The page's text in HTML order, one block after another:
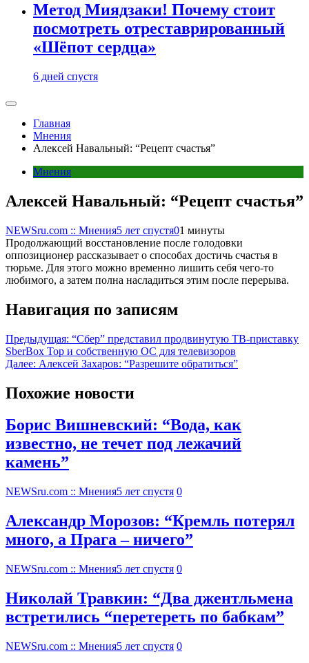
Метод Миядзаки! Почему стоит
посмотреть отреставрированный
«Шёпот сердца»
6 дней спустя
Главная
Мнения
Алексей Навальный: “Рецепт счастья”
Мнения
Алексей Навальный: “Рецепт счастья”
NEWSru.com :: Мнения5 лет спустя01 минуты
Продолжающий восстановление после голодовки
оппозиционер рассказывает о способах достичь счастья в
тюрьме. Для этого можно временно лишить себя чего-то
любимого, а затем полна насладиться этим после перерыва.
Навигация по записям
Предыдущая: “Сбер” представил продвинутую ТВ-приставку
SberBox Top и собственную ОС для телевизоров
Далее: Алексей Захаров: “Разрешите обратиться”
Похожие новости
Борис Вишневский: “Вода, как
известно, не течет под лежачий
камень”
NEWSru.com :: Мнения5 лет спустя 0
Александр Морозов: “Кремль потерял
много, а Прага – ничего”
NEWSru.com :: Мнения5 лет спустя 0
Николай Травкин: “Два джентльмена
встретились “перетереть по бабкам”
NEWSru.com :: Мнения5 лет спустя 0